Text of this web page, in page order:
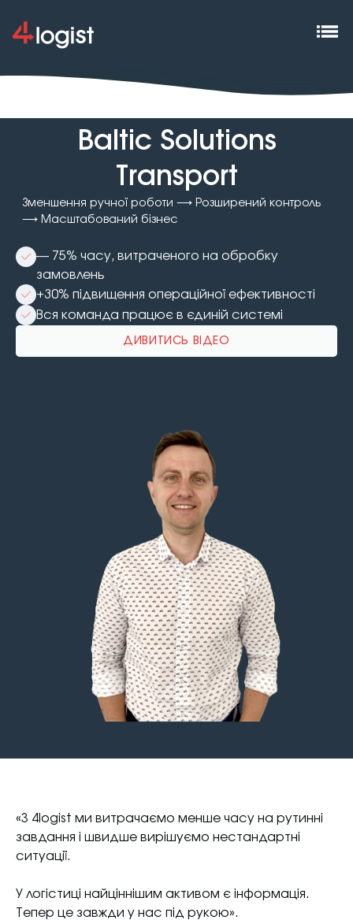
Baltic Solutions
Transport
Зменшення ручної роботи ⟶ Розширений контроль
⟶ Масштабований бізнес
— 75% часу, витраченого на обробку
замовлень
+30% підвищення операційної ефективності
Вся команда працює в єдиній системі
ДИВИТИСЬ ВІДЕО
«З 4logist ми витрачаємо менше часу на рутинні
завдання і швидше вирішуємо нестандартні
ситуації.
У логістиці найціннішим активом є інформація.
Тепер це завжди у нас під рукою».